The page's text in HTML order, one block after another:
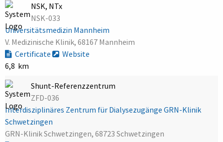
NSK, NTx
NSK-033
Universitätsmedizin Mannheim
V. Medizinische Klinik, 68167 Mannheim
Certificate
Website
6,8 km
Shunt-Referenzzentrum
ZFD-036
Interdisziplinäres Zentrum für Dialysezugänge GRN-Klinik
Schwetzingen
GRN-Klinik Schwetzingen, 68723 Schwetzingen